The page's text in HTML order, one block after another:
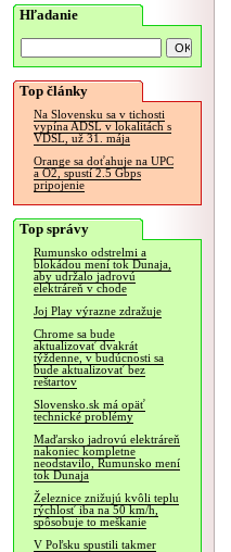
Hľadanie
Top články
Na Slovensku sa v tichosti
vypína ADSL v lokalitách s
VDSL, už 31. mája
Orange sa doťahuje na UPC
a O2, spustí 2.5 Gbps
pripojenie
Top správy
Rumunsko odstrelmi a
blokádou mení tok Dunaja,
aby udržalo jadrovú
elektráreň v chode
Joj Play výrazne zdražuje
Chrome sa bude
aktualizovať dvakrát
týždenne, v budúcnosti sa
bude aktualizovať bez
reštartov
Slovensko.sk má opäť
technické problémy
Maďarsko jadrovú elektráreň
nakoniec kompletne
neodstavilo, Rumunsko mení
tok Dunaja
Železnice znižujú kvôli teplu
rýchlosť iba na 50 km/h,
spôsobuje to meškanie
V Poľsku spustili takmer